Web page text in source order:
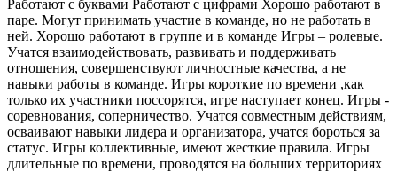
Работают с буквами Работают с цифрами Хорошо работают в
паре. Могут принимать участие в команде, но не работать в
ней. Хорошо работают в группе и в команде Игры – ролевые.
Учатся взаимодействовать, развивать и поддерживать
отношения, совершенствуют личностные качества, а не
навыки работы в команде. Игры короткие по времени ,как
только их участники поссорятся, игре наступает конец. Игры -
соревнования, соперничество. Учатся совместным действиям,
осваивают навыки лидера и организатора, учатся бороться за
статус. Игры коллективные, имеют жесткие правила. Игры
длительные по времени, проводятся на больших территориях